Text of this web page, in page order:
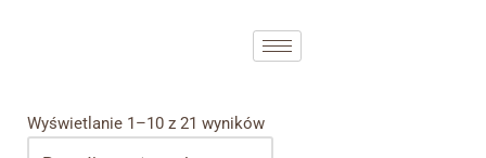
Wyświetlanie 1–10 z 21 wyników